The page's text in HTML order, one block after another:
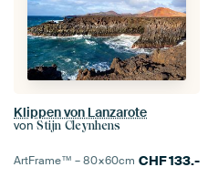
Klippen von Lanzarote
von Stijn Cleynhens
ArtFrame™ –80×60cm CHF133.-